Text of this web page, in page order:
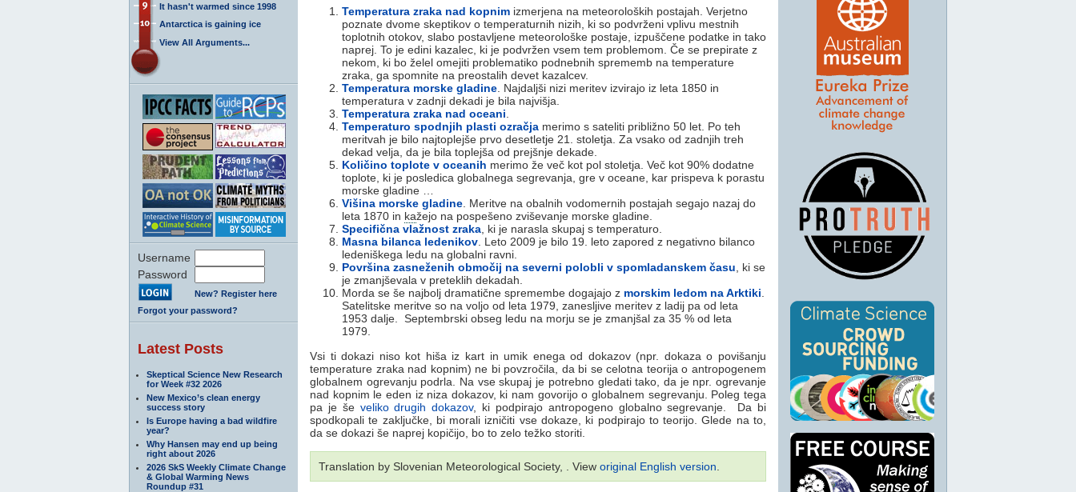
It hasn't warmed since 1998
Antarctica is gaining ice
View All Arguments...
Username
Password
New? Register here
Forgot your password?
Latest Posts
Skeptical Science New Research
for Week #32 2026
New Mexico’s clean energy
success story
Is Europe having a bad wildfire
year?
Why Hansen may end up being
right about 2026
2026 SkS Weekly Climate Change
& Global Warming News
Roundup #31
Temperatura zraka nad kopnim izmerjena na meteoroloških postajah. Verjetno
poznate dvome skeptikov o temperaturnih nizih, ki so podvrženi vplivu mestnih
toplotnih otokov, slabo postavljene meteorološke postaje, izpuščene podatke in tako
naprej. To je edini kazalec, ki je podvržen vsem tem problemom. Če se prepirate z
nekom, ki bo želel omejiti problematiko podnebnih sprememb na temperature
zraka, ga spomnite na preostalih devet kazalcev.
Temperatura morske gladine . Najdaljši nizi meritev izvirajo iz leta 1850 in
temperatura v zadnji dekadi je bila najvišja.
Temperatura zraka nad oceani
Temperaturo spodnjih plasti ozračja merimo s sateliti približno 50 let. Po teh
meritvah je bilo najtoplejše prvo desetletje 21. stoletja. Za vsako od zadnjih treh
dekad velja, da je bila toplejša od prejšnje dekade.
Količino toplote v oceanih merimo že več kot pol stoletja. Več kot 90% dodatne
toplote, ki je posledica globalnega segrevanja, gre v oceane, kar prispeva k porastu
morske gladine …
Višina morske gladine . Meritve na obalnih vodomernih postajah segajo nazaj do
leta 1870 in kažejo na pospešeno zviševanje morske gladine.
Specifična vlažnost zraka , ki je narasla skupaj s temperaturo.
Masna bilanca ledenikov . Leto 2009 je bilo 19. leto zapored z negativno bilanco
ledeniškega ledu na globalni ravni.
Površina zasneženih območij na severni polobli v spomladanskem času , ki se
je zmanjševala v preteklih dekadah.
Morda se še najbolj dramatične spremembe dogajajo z morskim ledom na Arktiki
Satelitske meritve so na voljo od leta 1979, zanesljive meritev z ladij pa od leta
1953 dalje. Septembrski obseg ledu na morju se je zmanjšal za 35 % od leta
1979.
Vsi ti dokazi niso kot hiša iz kart in umik enega od dokazov (npr. dokaza o povišanju
temperature zraka nad kopnim) ne bi povzročila, da bi se celotna teorija o antropogenem
globalnem ogrevanju podrla. Na vse skupaj je potrebno gledati tako, da je npr. ogrevanje
nad kopnim le eden iz niza dokazov, ki nam govorijo o globalnem segrevanju. Poleg tega
pa je še veliko drugih dokazov, ki podpirajo antropogeno globalno segrevanje. Da bi
spodkopali te zaključke, bi morali izničiti vse dokaze, ki podpirajo to teorijo. Glede na to,
da se dokazi še naprej kopičijo, bo to zelo težko storiti.
Translation by Slovenian Meteorological Society, . View original English version